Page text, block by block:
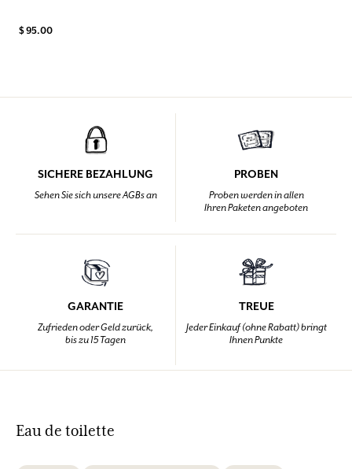
$ 95.00
SICHERE BEZAHLUNG
Sehen Sie sich unsere AGBs an
PROBEN
Proben werden in allen
Ihren Paketen angeboten
GARANTIE
Zufrieden oder Geld zurück,
bis zu 15 Tagen
TREUE
Jeder Einkauf (ohne Rabatt) bringt
Ihnen Punkte
Eau de toilette